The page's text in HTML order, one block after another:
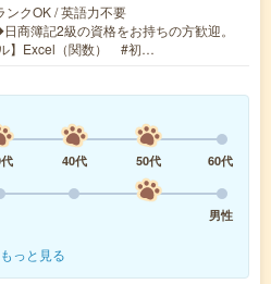
ンクOK / 英語力不要
商簿記2級の資格をお持ちの方歓迎。
】Excel（関数） #初…
40代 50代
60代
男性
もっと見る